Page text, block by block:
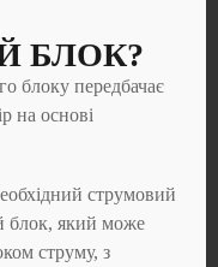
БЛОК?
блоку передбачає
на основі
струмовий
блок, який може
струму, з